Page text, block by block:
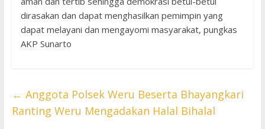
dirasakan dan dapat menghasilkan pemimpin yang
dapat melayani dan mengayomi masyarakat, pungkas
AKP Sunarto
← Anggota Polsek Weru Beserta Bhayangkari
Ranting Weru Mengadakan Halal Bihalal